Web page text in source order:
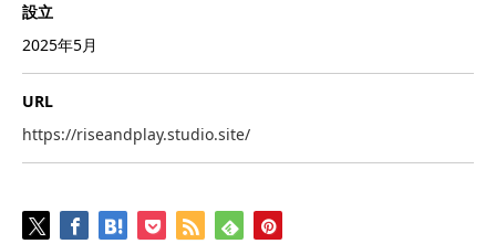
設立
2025年5月
URL
https://riseandplay.studio.site/